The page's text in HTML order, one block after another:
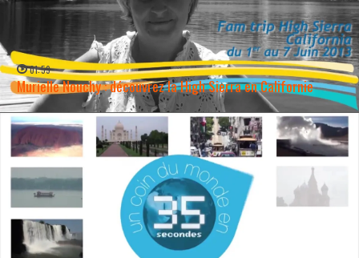
01:59
Murielle Nouchy : découvrez la High Sierra en Californie
WATCH NOW →